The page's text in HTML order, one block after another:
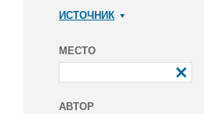
ИСТОЧНИК
МЕСТО
АВТОР